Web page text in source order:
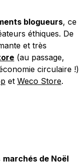
blogueurs, ce
éthiques. De
et très
(au passage,
circulaire !)
et Weco Store.
marchés de Noël